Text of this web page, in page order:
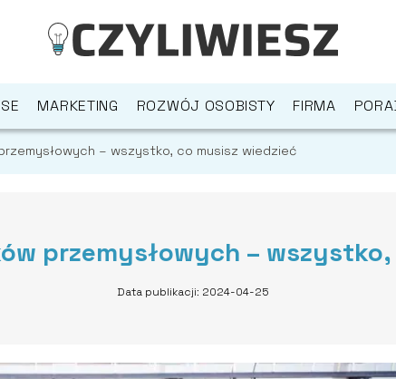
MARKETING ROZWÓJ OSOBISTY FIRMA
– wszystko, co musisz wiedzieć
przemysłowych –
Data publikacji: 2024-04-25